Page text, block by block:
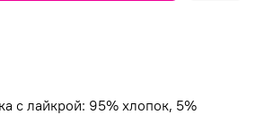
с лайкрой: 95% хлопок, 5%